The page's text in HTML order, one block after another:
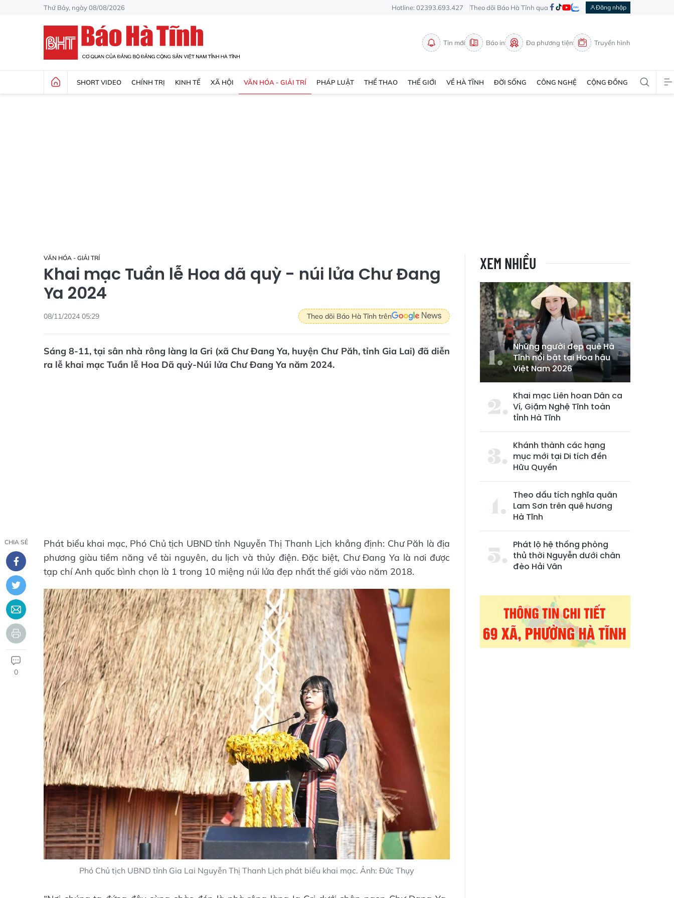
Thứ Bảy, ngày 08/08/2026 Hotline: 02393.693.427 Theo dõi Báo Hà Tĩnh qua Đăng nhập
Tin mới Báo in Đa phương tiện Truyền hình
SHORT VIDEO CHÍNH TRỊ KINH TẾ XÃ HỘI VĂN HÓA - GIẢI TRÍ PHÁP LUẬT THỂ THAO THẾ GIỚI VỀ HÀ TĨNH ĐỜI SỐNG CÔNG NGHỆ CỘNG ĐỒNG
VĂN HÓA - GIẢI TRÍ
Khai mạc Tuần lễ Hoa dã quỳ - núi lửa Chư Đang
Ya 2024
08/11/2024 05:29 Theo dõi Báo Hà Tĩnh trên
Sáng 8-11, tại sân nhà rông làng Ia Gri (xã Chư Đang Ya, huyện Chư Păh, tỉnh Gia Lai) đã diễn
ra lễ khai mạc Tuần lễ Hoa Dã quỳ-Núi lửa Chư Đang Ya năm 2024.
CHIA SẺ
0
Phát biểu khai mạc, Phó Chủ tịch UBND tỉnh Nguyễn Thị Thanh Lịch khẳng định: Chư Păh là địa
phương giàu tiềm năng về tài nguyên, du lịch và thủy điện. Đặc biệt, Chư Đang Ya là nơi được
tạp chí Anh quốc bình chọn là 1 trong 10 miệng núi lửa đẹp nhất thế giới vào năm 2018.
Phó Chủ tịch UBND tỉnh Gia Lai Nguyễn Thị Thanh Lịch phát biểu khai mạc. Ảnh: Đức Thụy
XEM NHIỀU
Những người đẹp quê Hà
Tĩnh nổi bật tại Hoa hậu
Việt Nam 2026
Khai mạc Liên hoan Dân ca
Ví, Giặm Nghệ Tĩnh toàn
tỉnh Hà Tĩnh
Khánh thành các hạng
mục mới tại Di tích đền
Hữu Quyền
Theo dấu tích nghĩa quân
Lam Sơn trên quê hương
Hà Tĩnh
Phát lộ hệ thống phòng
thủ thời Nguyễn dưới chân
đèo Hải Vân